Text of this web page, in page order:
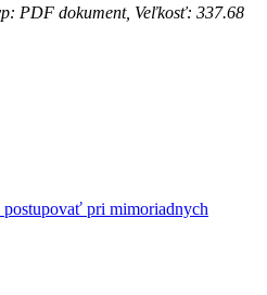
PDF dokument, Veľkosť: 337.68
pri mimoriadnych